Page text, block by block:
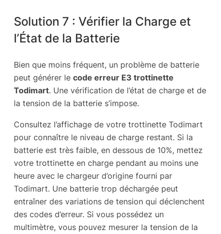
Solution 7 : Vérifier la Charge et
l’État de la Batterie
Bien que moins fréquent, un problème de batterie
peut générer le code erreur E3 trottinette
Todimart. Une vérification de l’état de charge et de
la tension de la batterie s’impose.
Consultez l’affichage de votre trottinette Todimart
pour connaître le niveau de charge restant. Si la
batterie est très faible, en dessous de 10%, mettez
votre trottinette en charge pendant au moins une
heure avec le chargeur d’origine fourni par
Todimart. Une batterie trop déchargée peut
entraîner des variations de tension qui déclenchent
des codes d’erreur. Si vous possédez un
multimètre, vous pouvez mesurer la tension de la